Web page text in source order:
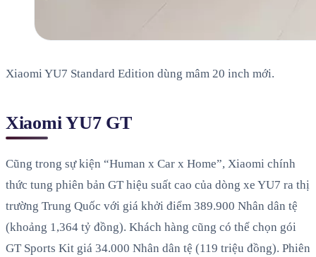
Xiaomi YU7 Standard Edition dùng mâm 20 inch mới.
Xiaomi YU7 GT
Cũng trong sự kiện “Human x Car x Home”, Xiaomi chính
thức tung phiên bản GT hiệu suất cao của dòng xe YU7 ra thị
trường Trung Quốc với giá khởi điểm 389.900 Nhân dân tệ
(khoảng 1,364 tỷ đồng). Khách hàng cũng có thể chọn gói
GT Sports Kit giá 34.000 Nhân dân tệ (119 triệu đồng). Phiên